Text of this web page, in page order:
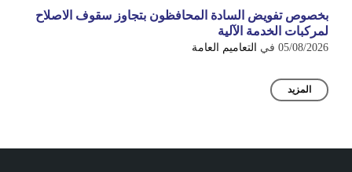
بخصوص تفويض السادة المحافظون بتجاوز سقوف الاصلاح
لمركبات الخدمة الآلية
05/08/2026 في التعاميم العامة
المزيد